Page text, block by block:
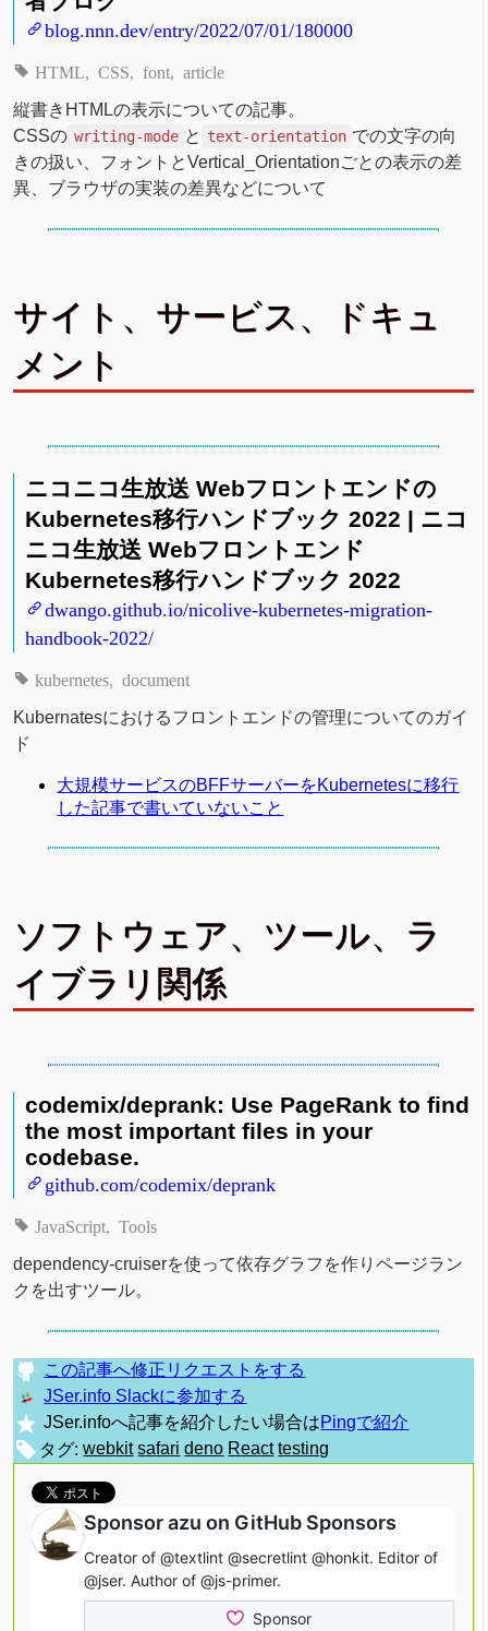
blog.nnn.dev/entry/2022/07/01/180000
HTML CSS font article
縦書きHTMLの表示についての記事。
CSSの writing-mode と text-orientation での文字の向
きの扱い、フォントとVertical_Orientationごとの表示の差
異、ブラウザの実装の差異などについて
サイト、サービス、ドキュ
メント
ニコニコ生放送 Webフロントエンドの
Kubernetes移行ハンドブック 2022 | ニコ
ニコ生放送 Webフロントエンド
Kubernetes移行ハンドブック 2022
dwango.github.io/nicolive-kubernetes-migration-
handbook-2022/
kubernetes document
Kubernatesにおけるフロントエンドの管理についてのガイ
ド
大規模サービスのBFFサーバーをKubernetesに移行
した記事で書いていないこと
ソフトウェア、ツール、ラ
イブラリ関係
codemix/deprank: Use PageRank to find
the most important files in your
codebase.
github.com/codemix/deprank
JavaScript Tools
dependency-cruiserを使って依存グラフを作りページラン
クを出すツール。
この記事へ修正リクエストをする
JSer.info Slackに参加する
JSer.infoへ記事を紹介したい場合はPingで紹介
タグ: webkit safari deno React testing